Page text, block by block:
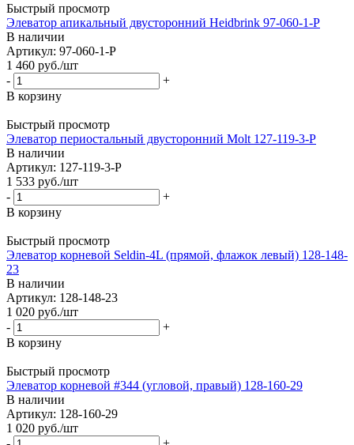
Быстрый просмотр
Элеватор апикальный двусторонний Heidbrink 97-060-1-P
В наличии
Артикул: 97-060-1-P
1 460 руб./шт
-
+
В корзину
Быстрый просмотр
Элеватор периостальный двусторонний Molt 127-119-3-P
В наличии
Артикул: 127-119-3-P
1 533 руб./шт
-
+
В корзину
Быстрый просмотр
Элеватор корневой Seldin-4L (прямой, флажок левый) 128-148-
23
В наличии
Артикул: 128-148-23
1 020 руб./шт
-
+
В корзину
Быстрый просмотр
Элеватор корневой #344 (угловой, правый) 128-160-29
В наличии
Артикул: 128-160-29
1 020 руб./шт